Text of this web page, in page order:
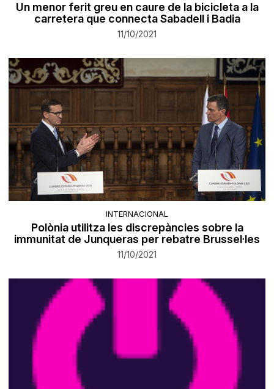
Un menor ferit greu en caure de la bicicleta a la
carretera que connecta Sabadell i Badia
11/10/2021
INTERNACIONAL
Polònia utilitza les discrepàncies sobre la
immunitat de Junqueras per rebatre Brussel·les
11/10/2021